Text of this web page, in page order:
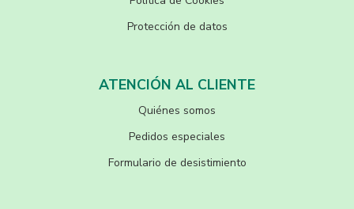
Protección de datos
ATENCIÓN AL CLIENTE
Quiénes somos
Pedidos especiales
Formulario de desistimiento